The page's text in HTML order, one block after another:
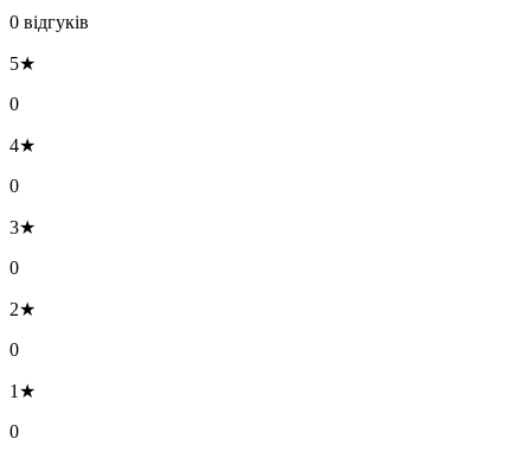
0 відгуків
5★
0
4★
0
3★
0
2★
0
1★
0